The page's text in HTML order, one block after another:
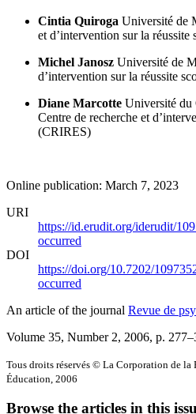
Cintia Quiroga Université de
et d’intervention sur la
Michel Janosz Université de
d’intervention sur la réussite
Diane Marcotte Université
Centre de recherche et
(CRIRES)
Online publication: March 7, 2023
URI
https://id.erudit.org/iderudit/
occurred
DOI
https://doi.org/10.7202/
occurred
An article of the journal Revue de
Volume 35, Number 2, 2006, p.
Tous droits réservés © La Corporation de la
Éducation, 2006
Browse the articles in this